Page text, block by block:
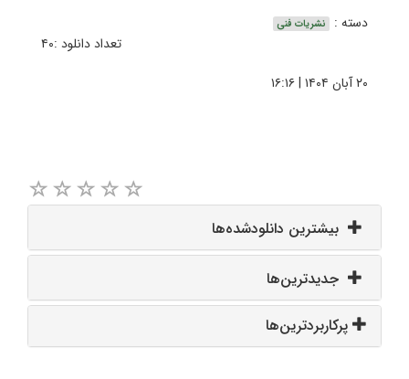
دسته : نشریات فنی
تعداد دانلود :۴۰
۲۰ آبان ۱۴۰۴ | ۱۶:۱۶
بیشترین دانلودشده‌ها
جدیدترین‌ها
پرکاربردترین‌ها